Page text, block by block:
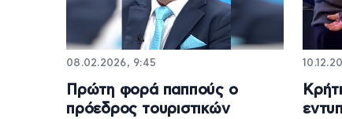
08.02.2026, 9:45
Πρώτη φορά παππούς ο
πρόεδρος τουριστικών